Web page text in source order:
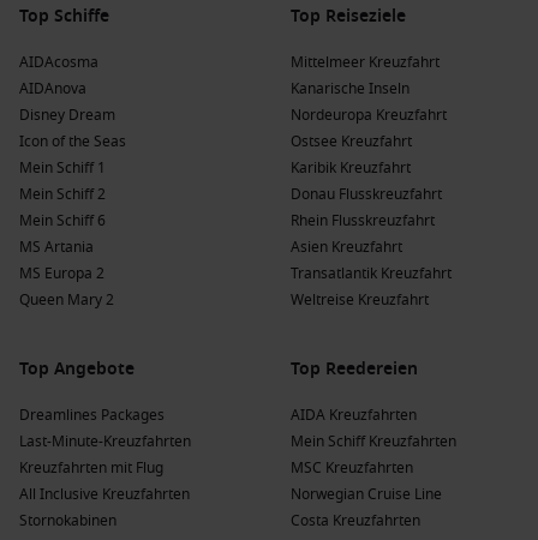
Top Schiffe
AIDAcosma
AIDAnova
Disney Dream
Icon of the Seas
Mein Schiff 1
Mein Schiff 2
Mein Schiff 6
MS Artania
MS Europa 2
Queen Mary 2
Top Reiseziele
Mittelmeer Kreuzfahrt
Kanarische Inseln
Nordeuropa Kreuzfahrt
Ostsee Kreuzfahrt
Karibik Kreuzfahrt
Donau Flusskreuzfahrt
Rhein Flusskreuzfahrt
Asien Kreuzfahrt
Transatlantik Kreuzfahrt
Weltreise Kreuzfahrt
Top Angebote
Dreamlines Packages
Last-Minute-Kreuzfahrten
Kreuzfahrten mit Flug
All Inclusive Kreuzfahrten
Stornokabinen
Top Reedereien
AIDA Kreuzfahrten
Mein Schiff Kreuzfahrten
MSC Kreuzfahrten
Norwegian Cruise Line
Costa Kreuzfahrten